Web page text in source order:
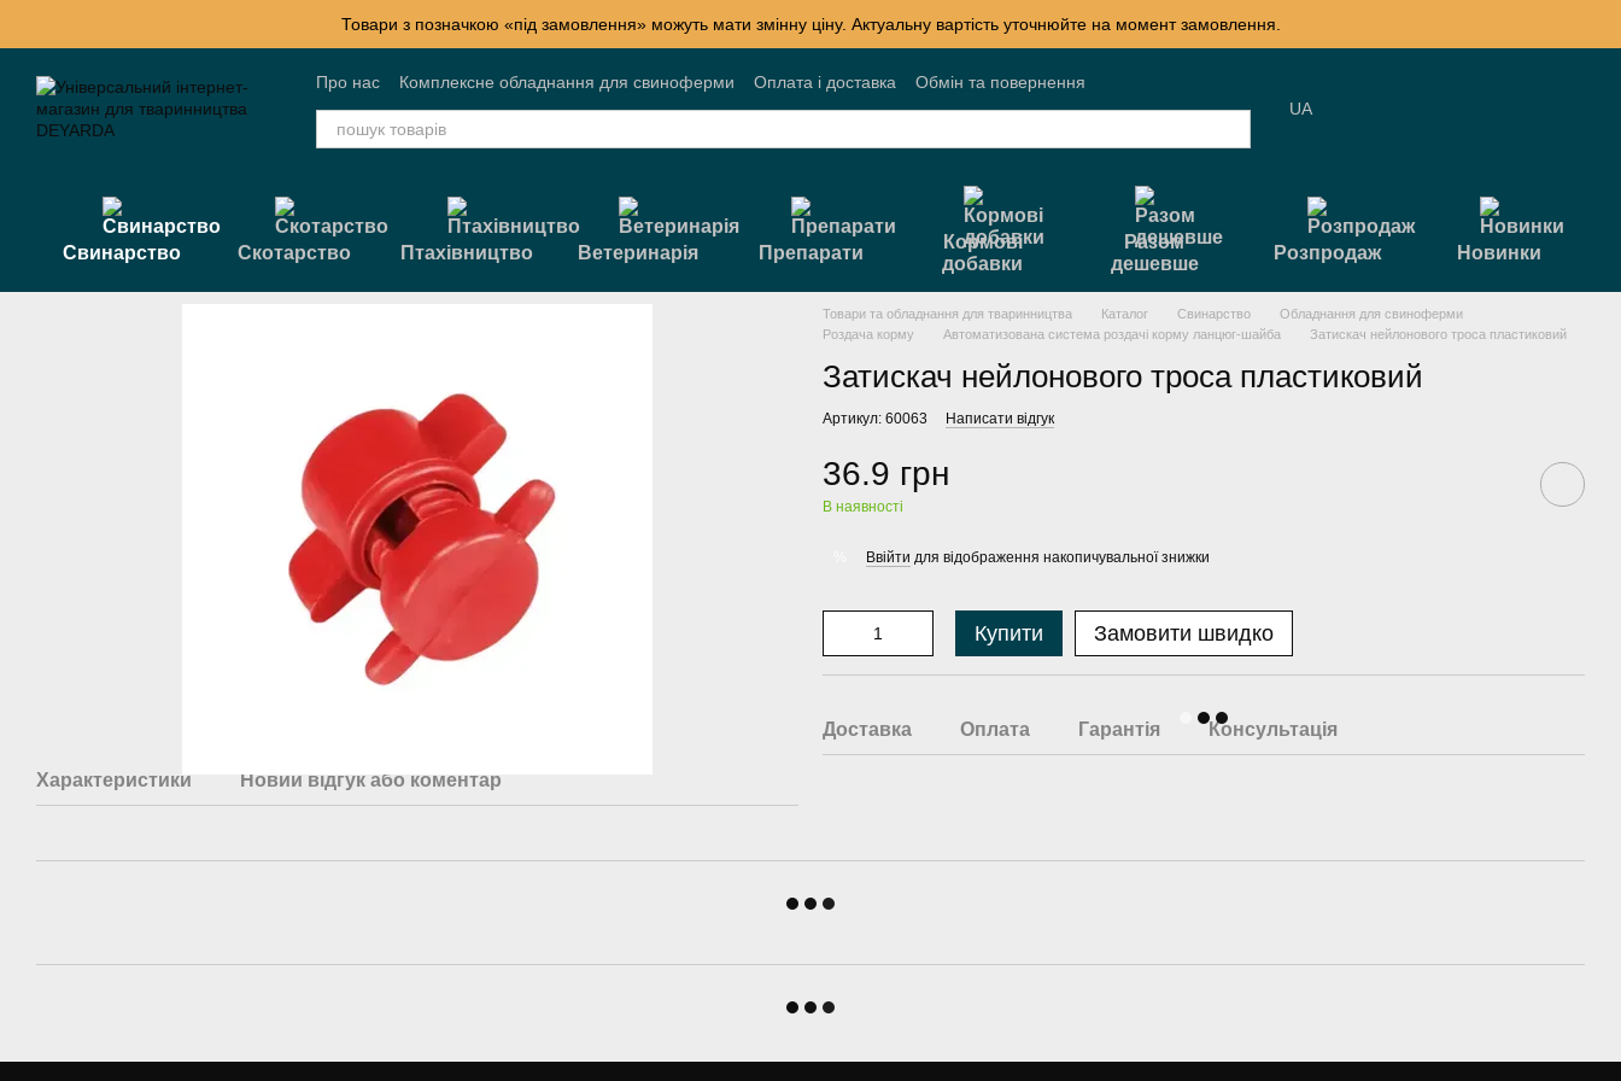
Товари з позначкою «під замовлення» можуть мати змінну ціну. Актуальну вартість уточнюйте на момент замовлення.
Про нас Комплексне обладнання для свиноферми Оплата і доставка
Обмін та повернення
Контактна інформація
Блог Накопичувальні знижки Акції Договір публічної оферти UA
Свинарство Скотарство Птахівництво Ветеринарія Препарати
Кормові
добавки
Разом
дешевше
Розпродаж Новинки
Характеристики Новий відгук або коментар
Товари та обладнання для тваринництва Каталог Свинарство
Обладнання для свиноферми
Роздача корму
Автоматизована система роздачі корму ланцюг-шайба Затискач нейлонового троса пластиковий
Затискач нейлонового троса пластиковий
Артикул: 60063 Написати відгук
36.9 грн
В наявності
Ввійти для відображення накопичувальної знижки
Купити Замовити швидко
Доставка Оплата Гарантія Консультація